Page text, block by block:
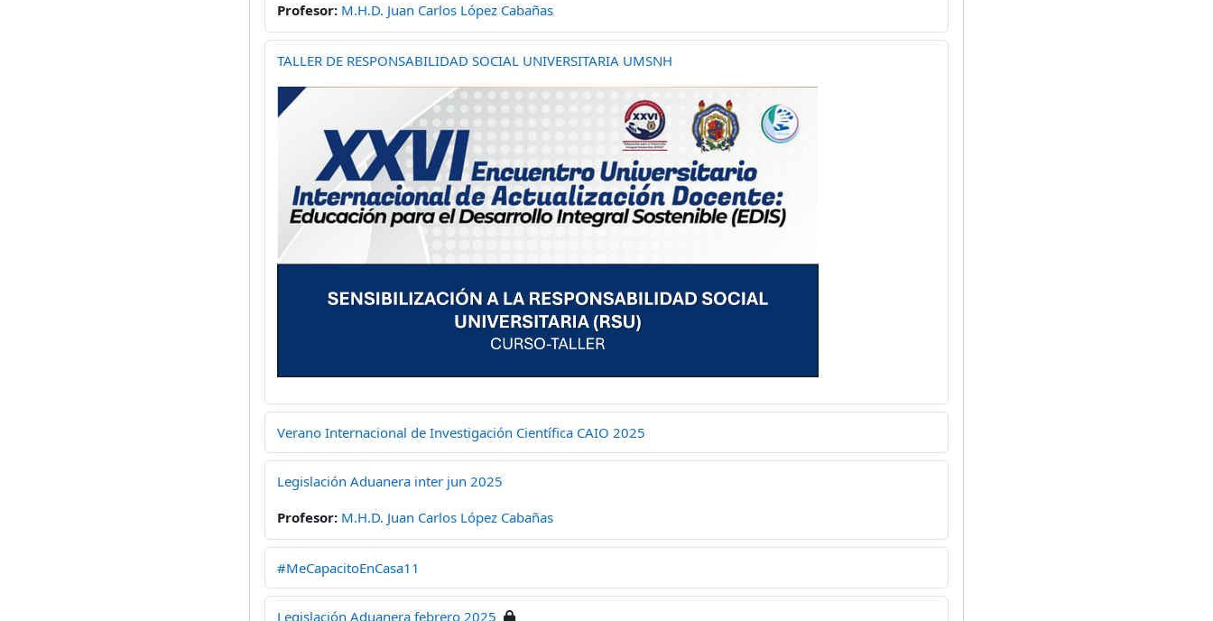
Profesor: M.H.D. Juan Carlos López Cabañas
TALLER DE RESPONSABILIDAD SOCIAL UNIVERSITARIA UMSNH
Verano Internacional de Investigación Científica CAIO 2025
Legislación Aduanera inter jun 2025
Profesor: M.H.D. Juan Carlos López Cabañas
#MeCapacitoEnCasa11
Legislación Aduanera febrero 2025